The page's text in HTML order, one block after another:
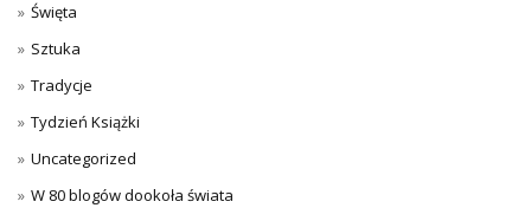
Święta
Sztuka
Tradycje
Tydzień Książki
Uncategorized
W 80 blogów dookoła świata